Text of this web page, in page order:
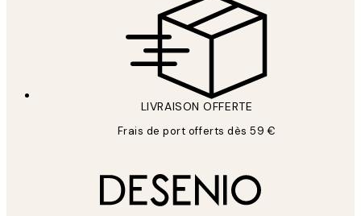
LIVRAISON OFFERTE
Frais de port offerts dès 59 €